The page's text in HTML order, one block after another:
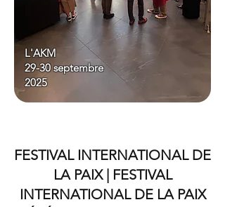
L'AKM
29-30 septembre
2025
FESTIVAL INTERNATIONAL DE
LA PAIX | FESTIVAL
INTERNATIONAL DE LA PAIX